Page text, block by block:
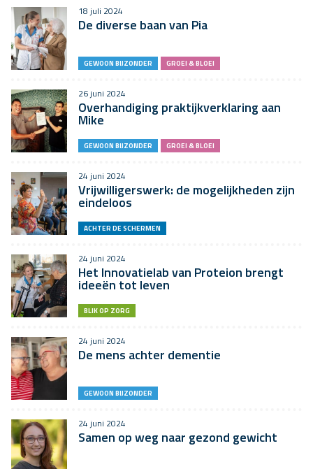
18 juli 2024
De diverse baan van Pia
GEWOON BIJZONDER GROEI & BLOEI
26 juni 2024
Overhandiging praktijkverklaring aan
Mike
GEWOON BIJZONDER GROEI & BLOEI
24 juni 2024
Vrijwilligerswerk: de mogelijkheden zijn
eindeloos
ACHTER DE SCHERMEN
24 juni 2024
Het Innovatielab van Proteion brengt
ideeën tot leven
BLIK OP ZORG
24 juni 2024
De mens achter dementie
GEWOON BIJZONDER
24 juni 2024
Samen op weg naar gezond gewicht